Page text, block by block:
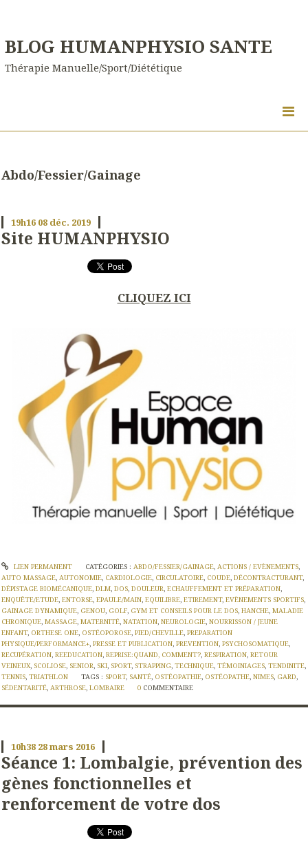
BLOG HUMANPHYSIO SANTE
Thérapie Manuelle/Sport/Diététique
Abdo/Fessier/Gainage
19h16 08 déc. 2019
Site HUMANPHYSIO
CLIQUEZ ICI
LIEN PERMANENT CATÉGORIES : ABDO/FESSIER/GAINAGE, ACTIONS / EVÈNEMENTS,
AUTO MASSAGE, AUTONOMIE, CARDIOLOGIE, CIRCULATOIRE, COUDE, DÉCONTRACTURANT,
DÉPISTAGE BIOMÉCANIQUE, DLM, DOS, DOULEUR, ECHAUFFEMENT ET PRÉPARATION,
ENQUÊTE/ETUDE, ENTORSE, EPAULE/MAIN, EQUILIBRE, ETIREMENT, EVÈNEMENTS SPORTIFS,
GAINAGE DYNAMIQUE, GENOU, GOLF, GYM ET CONSEILS POUR LE DOS, HANCHE, MALADIE
CHRONIQUE, MASSAGE, MATERNITÉ, NATATION, NEUROLOGIE, NOURRISSON / JEUNE
ENFANT, ORTHESE ONE, OSTÉOPOROSE, PIED/CHEVILLE, PREPARATION
PHYSIQUE/PERFORMANCE+, PRESSE ET PUBLICATION, PREVENTION, PSYCHOSOMATIQUE,
RECUPÉRATION, REEDUCATION, REPRISE:QUAND, COMMENT?, RESPIRATION, RETOUR
VEINEUX, SCOLIOSE, SENIOR, SKI, SPORT, STRAPPING, TECHNIQUE, TÉMOINIAGES, TENDINITE,
TENNIS, TRIATHLON TAGS : SPORT, SANTÉ, OSTÉOPATHIE, OSTÉOPATHE,NIMES, GARD,
SÉDENTARITÉ, ARTHROSE, LOMBAIRE 0 COMMENTAIRE
10h38 28mars 2016
Séance 1: Lombalgie, prévention des
gènes fonctionnelles et
renforcement de votre dos